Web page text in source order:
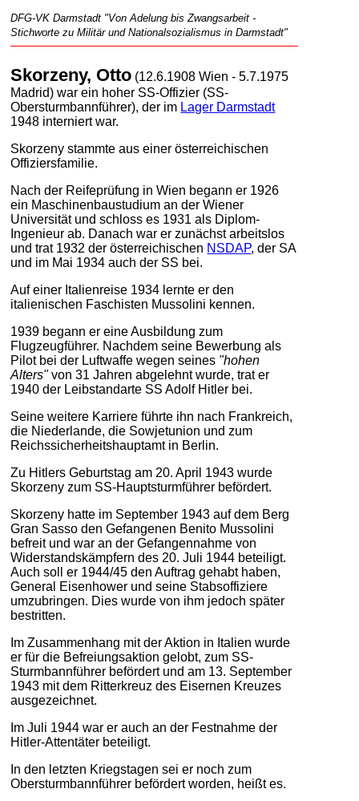
DFG-VK Darmstadt "Von Adelung bis Zwangsarbeit -
Stichworte zu Militär und Nationalsozialismus in Darmstadt"
Skorzeny, Otto (12.6.1908 Wien - 5.7.1975
Madrid) war ein hoher SS-Offizier (SS-
Obersturmbannführer), der im Lager Darmstadt
1948 interniert war.
Skorzeny stammte aus einer österreichischen
Offiziersfamilie.
Nach der Reifeprüfung in Wien begann er 1926
ein Maschinenbaustudium an der Wiener
Universität und schloss es 1931 als Diplom-
Ingenieur ab. Danach war er zunächst arbeitslos
und trat 1932 der österreichischen NSDAP, der SA
und im Mai 1934 auch der SS bei.
Auf einer Italienreise 1934 lernte er den
italienischen Faschisten Mussolini kennen.
1939 begann er eine Ausbildung zum
Flugzeugführer. Nachdem seine Bewerbung als
Pilot bei der Luftwaffe wegen seines "hohen
Alters"von 31 Jahren abgelehnt wurde, trat er
1940 der Leibstandarte SS Adolf Hitler bei.
Seine weitere Karriere führte ihn nach Frankreich,
die Niederlande, die Sowjetunion und zum
Reichssicherheitshauptamt in Berlin.
Zu Hitlers Geburtstag am 20. April 1943 wurde
Skorzeny zum SS-Hauptsturmführer befördert.
Skorzeny hatte im September 1943 auf dem Berg
Gran Sasso den Gefangenen Benito Mussolini
befreit und war an der Gefangennahme von
Widerstandskämpfern des 20. Juli 1944 beteiligt.
Auch soll er 1944/45 den Auftrag gehabt haben,
General Eisenhower und seine Stabsoffiziere
umzubringen. Dies wurde von ihm jedoch später
bestritten.
Im Zusammenhang mit der Aktion in Italien wurde
er für die Befreiungsaktion gelobt, zum SS-
Sturmbannführer befördert und am 13. September
1943 mit dem Ritterkreuz des Eisernen Kreuzes
ausgezeichnet.
Im Juli 1944 war er auch an der Festnahme der
Hitler-Attentäter beteiligt.
In den letzten Kriegstagen sei er noch zum
Obersturmbannführer befördert worden, heißt es.